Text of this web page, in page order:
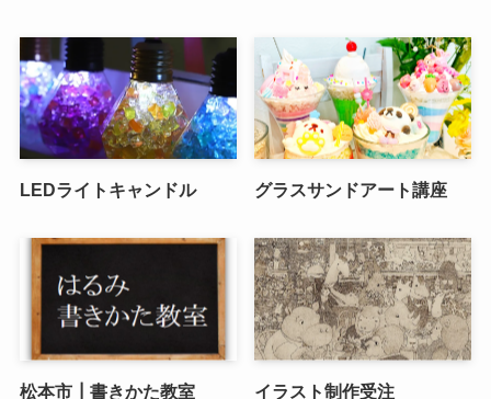
LEDライトキャンドル グラスサンドアート講座
松本市┃書きかた教室 イラスト制作受注